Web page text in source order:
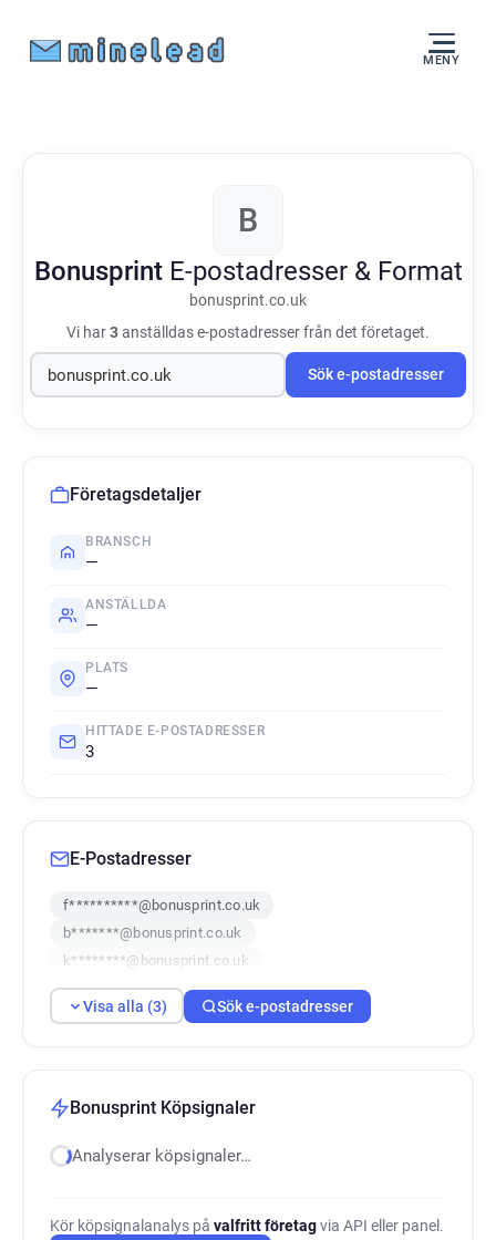
MENY
B
Bonusprint E-postadresser & Format
bonusprint.co.uk
Vi har3anställdas e-postadresser från det företaget.
Sök e-postadresser
Företagsdetaljer
BRANSCH
—
ANSTÄLLDA
—
PLATS
—
HITTADE E-POSTADRESSER
3
E-Postadresser
f**********@bonusprint.co.uk
b*******@bonusprint.co.uk
k********@bonusprint.co.uk
Visa alla (3) Sök e-postadresser
Bonusprint Köpsignaler
Analyserar köpsignaler…
Kör köpsignalanalys på valfritt företagvia API eller panel.